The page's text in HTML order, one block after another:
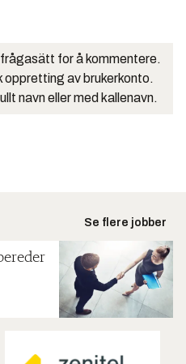
for å kommentere.
av brukerkonto.
navn eller med kallenavn.
Se flere jobber